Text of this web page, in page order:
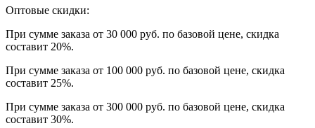
Оптовые скидки:
При сумме заказа от 30 000 руб. по базовой цене, скидка
составит 20%.
При сумме заказа от 100 000 руб. по базовой цене, скидка
составит 25%.
При сумме заказа от 300 000 руб. по базовой цене, скидка
составит 30%.